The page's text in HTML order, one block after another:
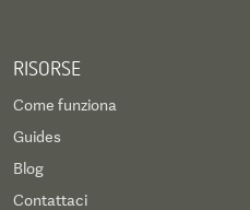
RISORSE
Come funziona
Guides
Blog
Contattaci